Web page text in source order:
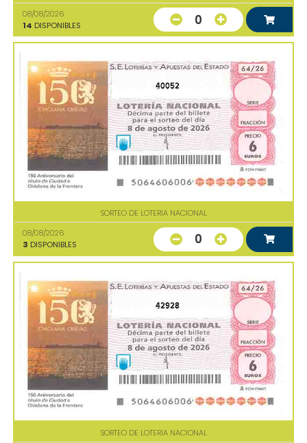
08/08/2026
14 DISPONIBLES 0
40052
SORTEO DE LOTERIA NACIONAL
08/08/2026
3 DISPONIBLES 0
42928
SORTEO DE LOTERIA NACIONAL